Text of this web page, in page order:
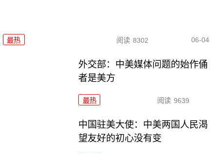
最热 阅读 8302 06-04
外交部：中美媒体问题的始作俑
者是美方
最热 阅读 9639
中国驻美大使：中美两国人民渴
望友好的初心没有变